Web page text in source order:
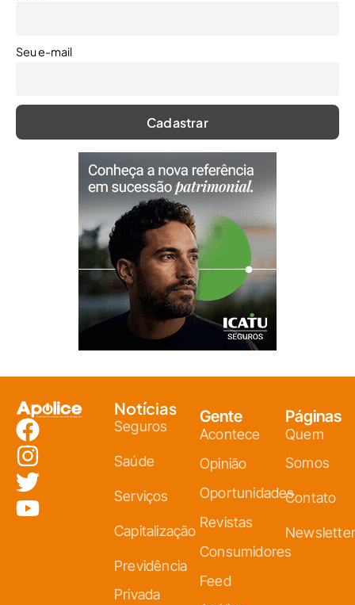
Seu e-mail
Notícias
Seguros
Saúde
Serviços
Capitalização
Previdência
Privada
Gente
Acontece
Opinião
Oportunidades
Revistas
Consumidores
Feed
Páginas
Quem
Somos
Contato
Newsletter